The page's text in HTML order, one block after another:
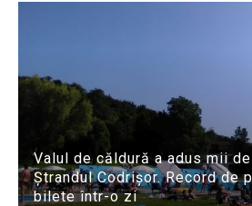
Valul de căldură a adus mii
Ștrandul Codrișor. Record de
bilete într-o zi